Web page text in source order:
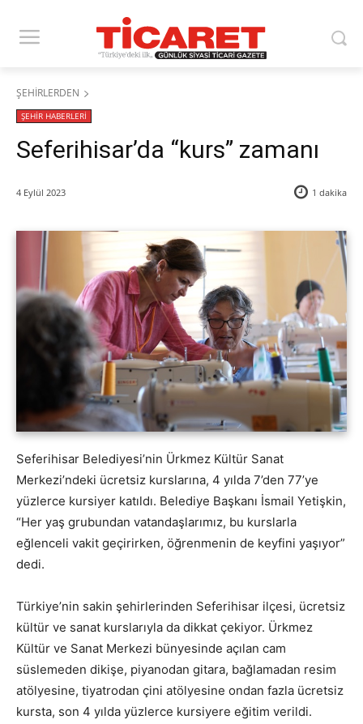
ŞEHİRLERDEN
ŞEHİR HABERLERİ
Seferihisar’da “kurs” zamanı
4 Eylül 2023 1 dakika
Seferihisar Belediyesi’nin Ürkmez Kültür Sanat
Merkezi’ndeki ücretsiz kurslarına, 4 yılda 7’den 77’ye
yüzlerce kursiyer katıldı. Belediye Başkanı İsmail Yetişkin,
“Her yaş grubundan vatandaşlarımız, bu kurslarla
eğlenceli vakit geçirirken, öğrenmenin de keyfini yaşıyor”
dedi.
Türkiye’nin sakin şehirlerinden Seferihisar ilçesi, ücretsiz
kültür ve sanat kurslarıyla da dikkat çekiyor. Ürkmez
Kültür ve Sanat Merkezi bünyesinde açılan cam
süslemeden dikişe, piyanodan gitara, bağlamadan resim
atölyesine, tiyatrodan çini atölyesine ondan fazla ücretsiz
kursta, son 4 yılda yüzlerce kursiyere eğitim verildi.